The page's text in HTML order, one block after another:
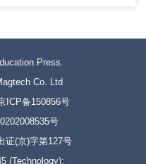
Press.
Co. Ltd
ICP备150856号
号
证(京)字第127号
(Technology);